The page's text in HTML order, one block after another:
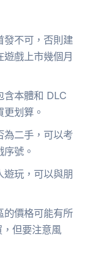
發不可，否則建
戲上市幾個月
含本體和 DLC
划算。
為二手，可以考
號。
遊玩，可以與朋
的價格可能有所
但要注意風